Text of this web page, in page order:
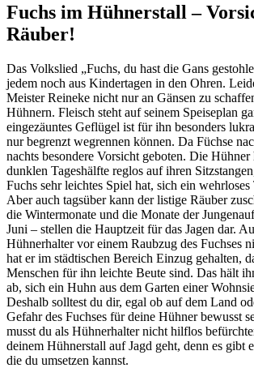
Fuchs im Hühnerstall –
Räuber!
Das Volkslied „Fuchs, du hast die Gans
jedem noch aus Kindertagen in den Ohren.
Meister Reineke nicht nur an Gänsen zu
Hühnern. Fleisch steht auf seinem Speiseplan
eingezäuntes Geflügel ist für ihn besonders
nur begrenzt wegrennen können. Da Füchse
nachts besondere Vorsicht geboten. Die
dunklen Tageshälfte reglos auf ihren
Fuchs sehr leichtes Spiel hat, sich ein wehrloses
Aber auch tagsüber kann der listige Räuber
die Wintermonate und die Monate der
Juni – stellen die Hauptzeit für das Jagen dar.
Hühnerhalter vor einem Raubzug des Fuchses
hat er im städtischen Bereich Einzug gehalten,
Menschen für ihn leichte Beute sind. Das hält
ab, sich ein Huhn aus dem Garten einer
Deshalb solltest du dir, egal ob auf dem Land
Gefahr des Fuchses für deine Hühner bewusst
musst du als Hühnerhalter nicht hilflos
deinem Hühnerstall auf Jagd geht, denn es gibt
die du umsetzen kannst.